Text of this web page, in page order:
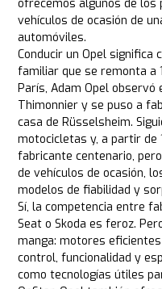
ofrecemos algunos de los
vehículos de ocasión de
automóviles.
Conducir un Opel significa
familiar que se remonta a
París, Adam Opel
Thimonnier y se puso a
casa de Rüsselsheim.
motocicletas y, a partir de
fabricante centenario,
de vehículos de ocasión,
modelos de fiabilidad y
Sí, la competencia entre
Seat o Skoda es feroz.
manga: motores
control, funcionalidad y
como tecnologías útiles